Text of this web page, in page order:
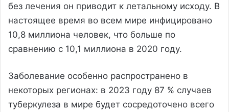
без лечения он приводит к летальному исходу. В
настоящее время во всем мире инфицировано
10,8 миллиона человек, что больше по
сравнению с 10,1 миллиона в 2020 году.
Заболевание особенно распространено в
некоторых регионах: в 2023 году 87 % случаев
туберкулеза в мире будет сосредоточено всего